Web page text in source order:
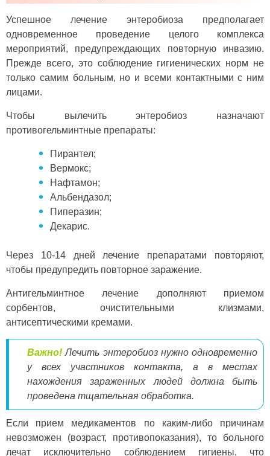
Успешное лечение энтеробиоза предполагает
одновременное проведение целого комплекса
мероприятий, предупреждающих повторную инвазию.
Прежде всего, это соблюдение гигиенических норм не
только самим больным, но и всеми контактными с ним
лицами.
Чтобы вылечить энтеробиоз назначают
противогельминтные препараты:
Пирантел;
Вермокс;
Нафтамон;
Альбендазол;
Пиперазин;
Декарис.
Через 10-14 дней лечение препаратами повторяют,
чтобы предупредить повторное заражение.
Антигельминтное лечение дополняют приемом
сорбентов, очистительными клизмами,
антисептическими кремами.
Важно! Лечить энтеробиоз нужно одновременно
у всех участников контакта, а в местах
нахождения зараженных людей должна быть
проведена тщательная обработка.
Если прием медикаментов по каким-либо причинам
невозможен (возраст, противопоказания), то больного
лечат исключительно соблюдением гигиены, что